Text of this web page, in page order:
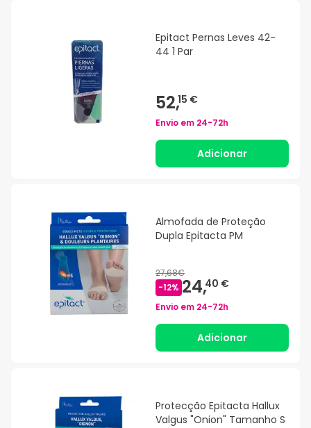
Epitact Pernas Leves 42-
44 1 Par
52,15 €
Envio em 24-72h
Adicionar
Almofada de Proteção
Dupla Epitacta PM
27,68€
-12% 24,40 €
Envio em 24-72h
Adicionar
Protecção Epitacta Hallux
Valgus "Onion" Tamanho S